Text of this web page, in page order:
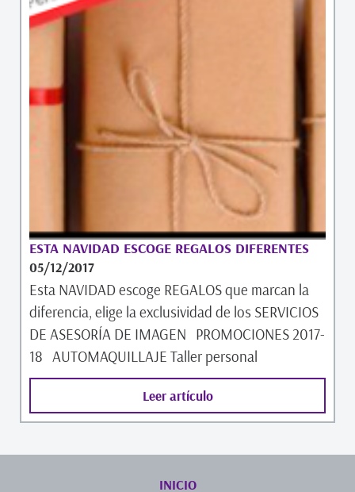
ESTA NAVIDAD ESCOGE REGALOS DIFERENTES
05/12/2017
Esta NAVIDAD escoge REGALOS que marcan la
diferencia, elige la exclusividad de los SERVICIOS
DE ASESORÍA DE IMAGEN PROMOCIONES 2017-
18 AUTOMAQUILLAJE Taller personal
Leer artículo
INICIO